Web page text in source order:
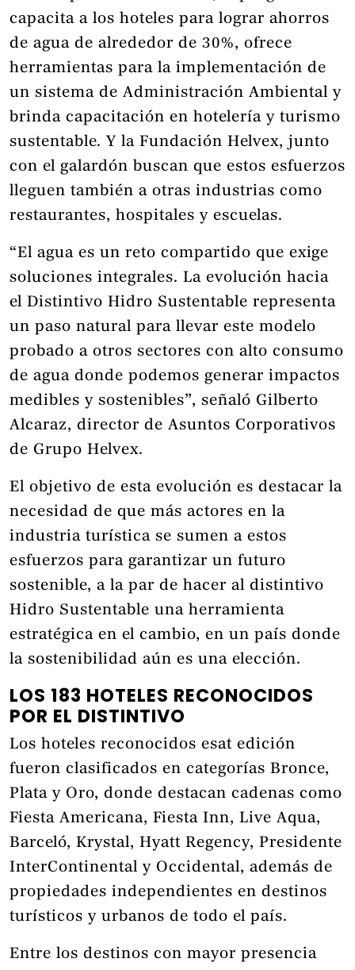
capacita a los hoteles para lograr ahorros
de agua de alrededor de 30%, ofrece
herramientas para la implementación de
un sistema de Administración Ambiental y
brinda capacitación en hotelería y turismo
sustentable. Y la Fundación Helvex, junto
con el galardón buscan que estos esfuerzos
lleguen también a otras industrias como
restaurantes, hospitales y escuelas.
“El agua es un reto compartido que exige
soluciones integrales. La evolución hacia
el Distintivo Hidro Sustentable representa
un paso natural para llevar este modelo
probado a otros sectores con alto consumo
de agua donde podemos generar impactos
medibles y sostenibles”, señaló Gilberto
Alcaraz, director de Asuntos Corporativos
de Grupo Helvex.
El objetivo de esta evolución es destacar la
necesidad de que más actores en la
industria turística se sumen a estos
esfuerzos para garantizar un futuro
sostenible, a la par de hacer al distintivo
Hidro Sustentable una herramienta
estratégica en el cambio, en un país donde
la sostenibilidad aún es una elección.
LOS 183 HOTELES RECONOCIDOS
POR EL DISTINTIVO
Los hoteles reconocidos esat edición
fueron clasificados en categorías Bronce,
Plata y Oro, donde destacan cadenas como
Fiesta Americana, Fiesta Inn, Live Aqua,
Barceló, Krystal, Hyatt Regency, Presidente
InterContinental y Occidental, además de
propiedades independientes en destinos
turísticos y urbanos de todo el país.
Entre los destinos con mayor presencia